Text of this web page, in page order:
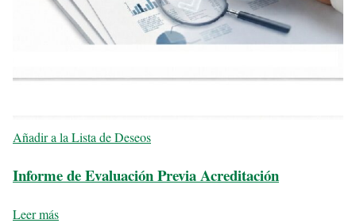
Añadir a la Lista de Deseos
Informe de Evaluación Previa Acreditación
Leer más